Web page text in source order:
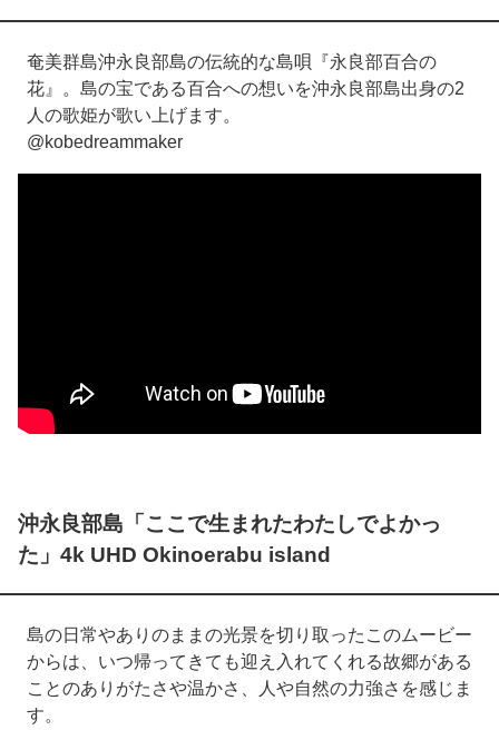
奄美群島沖永良部島の伝統的な島唄『永良部百合の
花』。島の宝である百合への想いを沖永良部島出身の2
人の歌姫が歌い上げます。
@kobedreammaker
沖永良部島「ここで生まれたわたしでよかっ
た」4k UHD Okinoerabu island
島の日常やありのままの光景を切り取ったこのムービー
からは、いつ帰ってきても迎え入れてくれる故郷がある
ことのありがたさや温かさ、人や自然の力強さを感じま
す。